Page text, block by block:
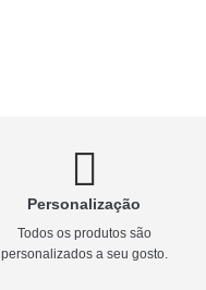
Personalização
Todos os produtos são
personalizados a seu gosto.